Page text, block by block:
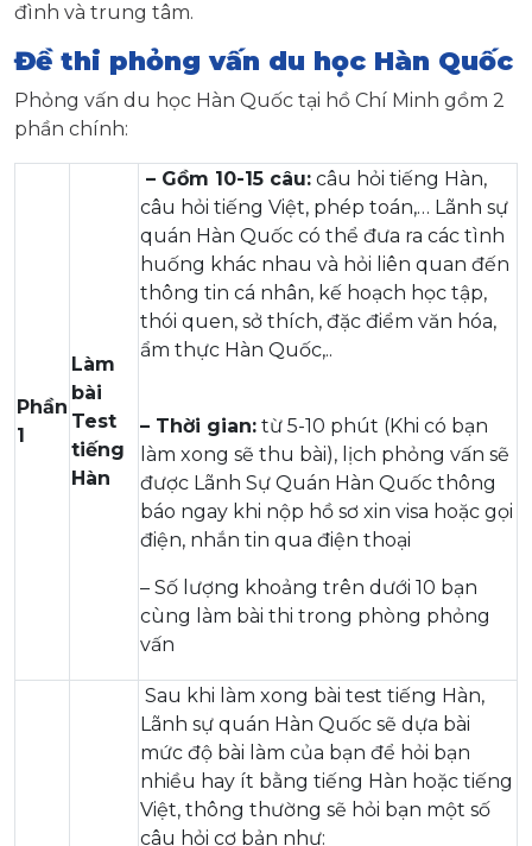
đình và trung tâm.
Đề thi phỏng vấn du học Hàn Quốc
Phỏng vấn du học Hàn Quốc tại hồ Chí Minh gồm 2
phần chính:
Phần
1
Làm
bài
Test
tiếng
Hàn
– Gồm 10-15 câu: câu hỏi tiếng Hàn,
câu hỏi tiếng Việt, phép toán,… Lãnh sự
quán Hàn Quốc có thể đưa ra các tình
huống khác nhau và hỏi liên quan đến
thông tin cá nhân, kế hoạch học tập,
thói quen, sở thích, đặc điểm văn hóa,
ẩm thực Hàn Quốc,..
– Thời gian: từ 5-10 phút (Khi có bạn
làm xong sẽ thu bài), lịch phỏng vấn sẽ
được Lãnh Sự Quán Hàn Quốc thông
báo ngay khi nộp hồ sơ xin visa hoặc gọi
điện, nhắn tin qua điện thoại
– Số lượng khoảng trên dưới 10 bạn
cùng làm bài thi trong phòng phỏng
vấn
Sau khi làm xong bài test tiếng Hàn,
Lãnh sự quán Hàn Quốc sẽ dựa bài
mức độ bài làm của bạn để hỏi bạn
nhiều hay ít bằng tiếng Hàn hoặc tiếng
Việt, thông thường sẽ hỏi bạn một số
câu hỏi cơ bản như: